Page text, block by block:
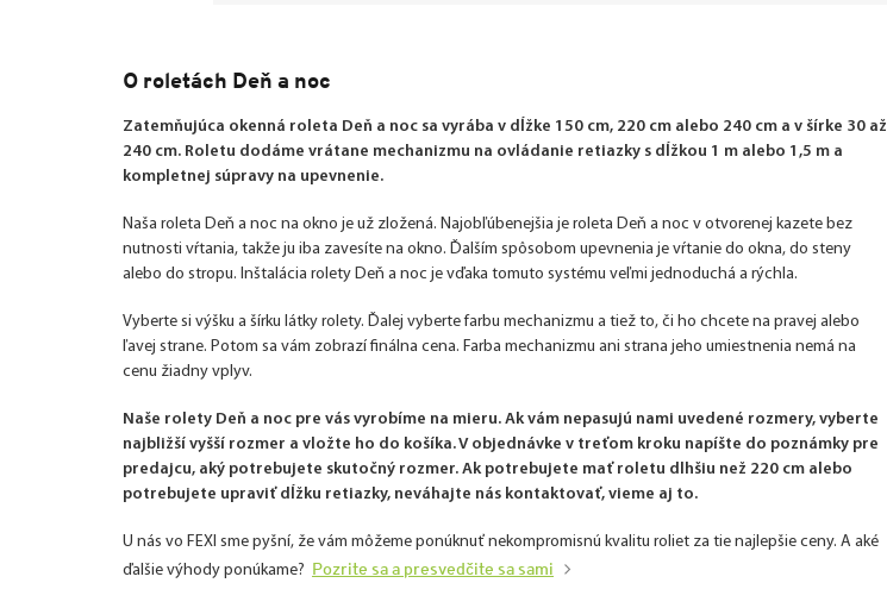
O roletách Deň a noc
Zatemňujúca okenná roleta Deň a noc sa vyrába v dĺžke 150 cm, 220 cm alebo 240 cm a v šírke 30 až
240 cm. Roletu dodáme vrátane mechanizmu na ovládanie retiazky s dĺžkou 1 m alebo 1,5 m a
kompletnej súpravy na upevnenie.
Naša roleta Deň a noc na okno je už zložená. Najobľúbenejšia je roleta Deň a noc v otvorenej kazete bez
nutnosti vŕtania, takže ju iba zavesíte na okno. Ďalším spôsobom upevnenia je vŕtanie do okna, do steny
alebo do stropu. Inštalácia rolety Deň a noc je vďaka tomuto systému veľmi jednoduchá a rýchla.
Vyberte si výšku a šírku látky rolety. Ďalej vyberte farbu mechanizmu a tiež to, či ho chcete na pravej alebo
ľavej strane. Potom sa vám zobrazí finálna cena. Farba mechanizmu ani strana jeho umiestnenia nemá na
cenu žiadny vplyv.
Naše rolety Deň a noc pre vás vyrobíme na mieru. Ak vám nepasujú nami uvedené rozmery, vyberte
najbližší vyšší rozmer a vložte ho do košíka. V objednávke v treťom kroku napíšte do poznámky pre
predajcu, aký potrebujete skutočný rozmer. Ak potrebujete mať roletu dlhšiu než 220 cm alebo
potrebujete upraviť dĺžku retiazky, neváhajte nás kontaktovať, vieme aj to.
U nás vo FEXI sme pyšní, že vám môžeme ponúknuť nekompromisnú kvalitu roliet za tie najlepšie ceny. A aké
ďalšie výhody ponúkame? Pozrite sa a presvedčite sa sami